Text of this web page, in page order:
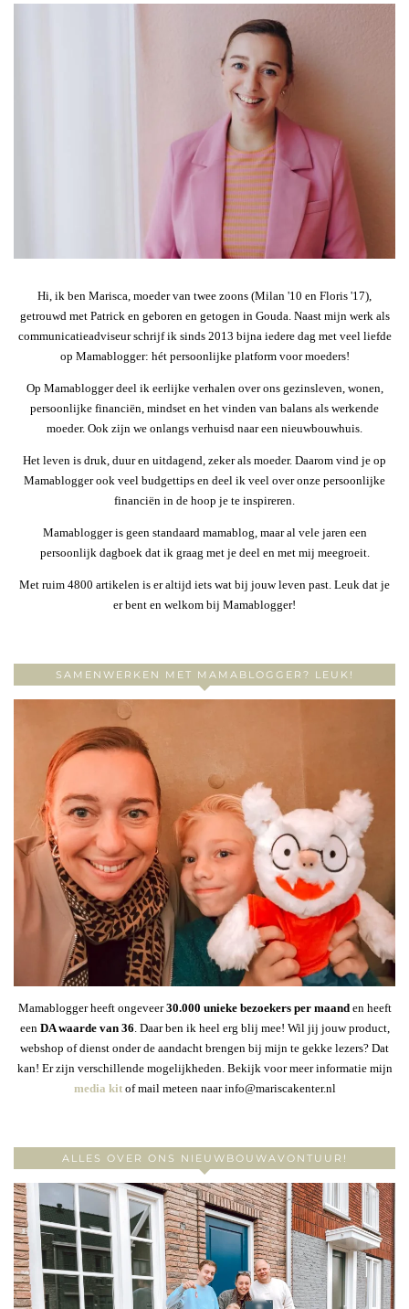
Hi, ik ben Marisca, moeder van twee zoons (Milan '10 en Floris '17),
getrouwd met Patrick en geboren en getogen in Gouda. Naast mijn werk als
communicatieadviseur schrijf ik sinds 2013 bijna iedere dag met veel liefde
op Mamablogger: hét persoonlijke platform voor moeders!
Op Mamablogger deel ik eerlijke verhalen over ons gezinsleven, wonen,
persoonlijke financiën, mindset en het vinden van balans als werkende
moeder. Ook zijn we onlangs verhuisd naar een nieuwbouwhuis.
Het leven is druk, duur en uitdagend, zeker als moeder. Daarom vind je op
Mamablogger ook veel budgettips en deel ik veel over onze persoonlijke
financiën in de hoop je te inspireren.
Mamablogger is geen standaard mamablog, maar al vele jaren een
persoonlijk dagboek dat ik graag met je deel en met mij meegroeit.
Met ruim 4800 artikelen is er altijd iets wat bij jouw leven past. Leuk dat je
er bent en welkom bij Mamablogger!
SAMENWERKEN MET MAMABLOGGER? LEUK!
Mamablogger heeft ongeveer30.000 unieke bezoekers per maanden heeft
een DA waarde van 36 . Daar ben ik heel erg blij mee! Wil jij jouw product,
webshop of dienst onder de aandacht brengen bij mijn te gekke lezers? Dat
kan! Er zijn verschillende mogelijkheden. Bekijk voor meer informatie mijn
media kitof mail meteen naar info@mariscakenter.nl
ALLES OVER ONS NIEUWBOUWAVONTUUR!